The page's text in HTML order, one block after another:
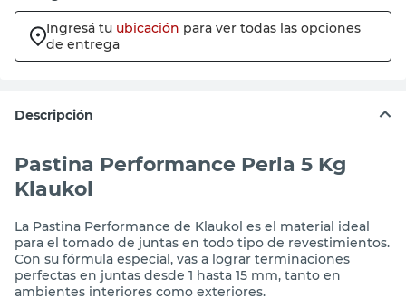
M² de la superficie a cubrir
m²
Agregamos un 10% extra al total estimado para
Ingresá tu ubicación para ver todas las opciones
de entrega